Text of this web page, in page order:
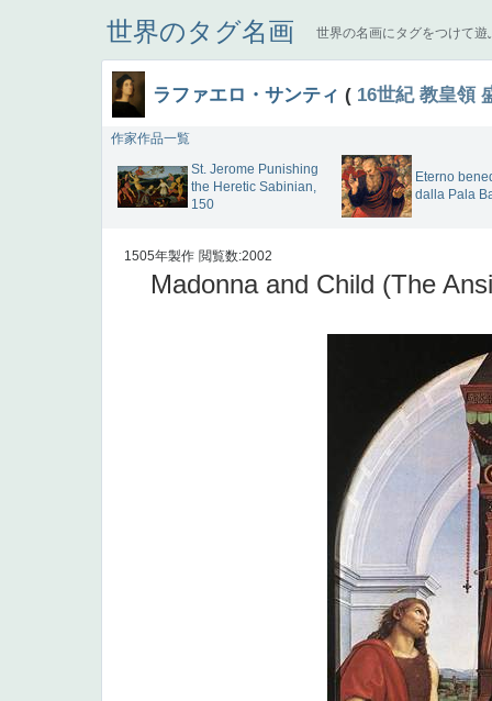
世界のタグ名画 世界の名画にタグをつけて遊
ラファエロ・サンティ ( 16世紀 教皇領
作家作品一覧
St. Jerome Punishing
the Heretic Sabinian,
150
Eterno
dalla Pala
1505年製作 閲覧数:2002
Madonna and Child (The